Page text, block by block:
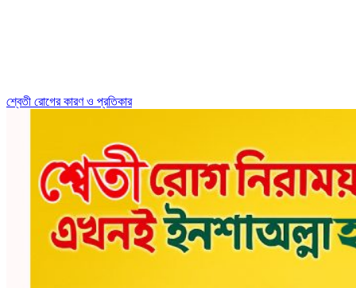
শ্বেতী রোগের কারণ ও প্রতিকার